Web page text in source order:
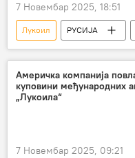
7 Новембар 2025, 18:51
Лукоил РУСИЈА
Русија
Бугарска
Америчка компанија
куповини међународних
„Лукоила“
7 Новембар 2025, 09:21